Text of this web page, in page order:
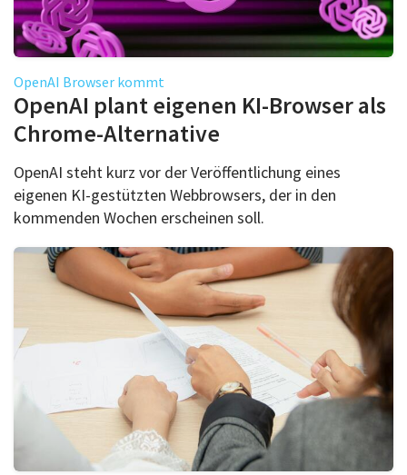
OpenAI Browser kommt
OpenAI plant eigenen KI-Browser als
Chrome-Alternative
OpenAI steht kurz vor der Veröffentlichung eines
eigenen KI-gestützten Webbrowsers, der in den
kommenden Wochen erscheinen soll.